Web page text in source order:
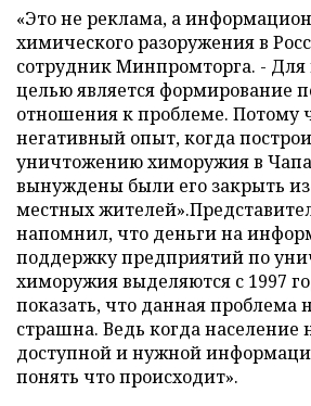
«Это не реклама, а
химического разоружения в
сотрудник Минпромторга. - Для
целью является формирование
отношения к проблеме. Потому
негативный опыт, когда
уничтожению химоружия в
вынуждены были его закрыть
местных жителей».
напомнил, что деньги на
поддержку предприятий по
химоружия выделяются с 1997
показать, что данная проблема
страшна. Ведь когда население
доступной и нужной
понять что происходит».